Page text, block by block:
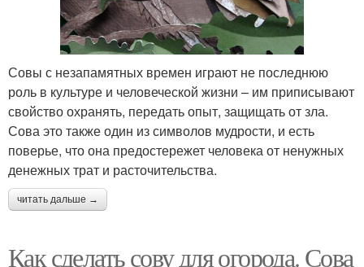
Совы с незапамятных времен играют не последнюю
роль в культуре и человеческой жизни – им приписывают
свойство охранять, передать опыт, защищать от зла.
Сова это также один из символов мудрости, и есть
поверье, что она предостережет человека от ненужных
денежных трат и расточительства.
читать дальше →
Как сделать сову для огорода. Сова